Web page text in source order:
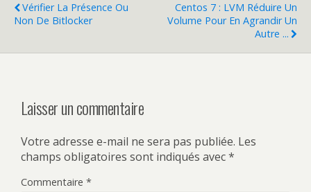
Vérifier La Présence Ou
Non De Bitlocker
Centos 7 : LVM Réduire Un
Volume Pour En Agrandir Un
Autre ...
Laisser un commentaire
Votre adresse e-mail ne sera pas publiée. Les
champs obligatoires sont indiqués avec*
Commentaire *